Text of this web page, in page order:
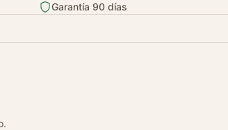
Garantía 90 días